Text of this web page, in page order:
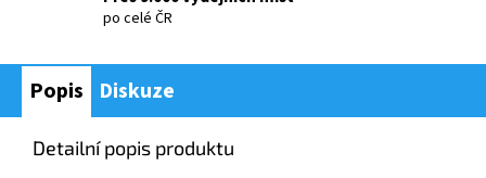
po celé ČR
Popis Diskuze
Detailní popis produktu